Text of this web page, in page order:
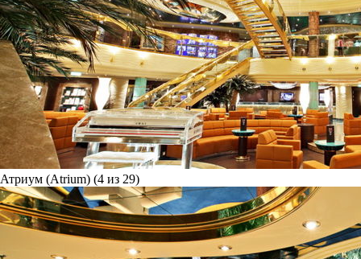
Атриум (Atrium) (4 из 29)